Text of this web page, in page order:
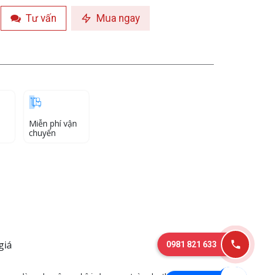
Tư vấn Mua ngay
Miễn phí vận
chuyển
0981 821 633